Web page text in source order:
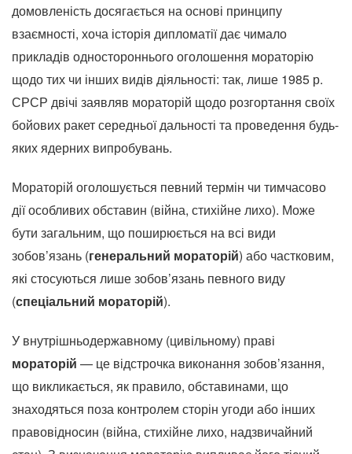
домовленість досягається на основі принципу
взаємності, хоча історія дипломатії дає чимало
прикладів одностороннього оголошення мораторію
щодо тих чи інших видів діяльності: так, лише 1985 р.
СРСР двічі заявляв мораторій щодо розгортання своїх
бойових ракет середньої дальності та проведення будь-
яких ядерних випробувань.
Мораторій оголошується певний термін чи тимчасово
дії особливих обставин (війна, стихійне лихо). Може
бути загальним, що поширюється на всі види
зобов’язань (генеральний мораторій) або частковим,
які стосуються лише зобов’язань певного виду
(спеціальний мораторій).
У внутрішньодержавному (цивільному) праві
мораторій — це відстрочка виконання зобов’язання,
що викликається, як правило, обставинами, що
знаходяться поза контролем сторін угоди або інших
правовідносин (війна, стихійне лихо, надзвичайний